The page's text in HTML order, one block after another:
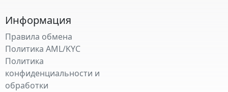
Информация
Правила обмена
Политика AML/KYC
Политика
конфиденциальности и
обработки